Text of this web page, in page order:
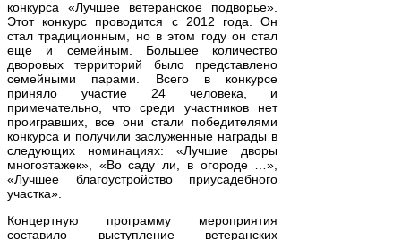
конкурса «Лучшее ветеранское подворье».
Этот конкурс проводится с 2012 года. Он
стал традиционным, но в этом году он стал
еще и семейным. Большее количество
дворовых территорий было представлено
семейными парами. Всего в конкурсе
приняло участие 24 человека, и
примечательно, что среди участников нет
проигравших, все они стали победителями
конкурса и получили заслуженные награды в
следующих номинациях: «Лучшие дворы
многоэтажек», «Во саду ли, в огороде …»,
«Лучшее благоустройство приусадебного
участка».
Концертную программу мероприятия
составило выступление ветеранских